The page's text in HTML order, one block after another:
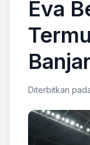
Eva
Diterbitkan